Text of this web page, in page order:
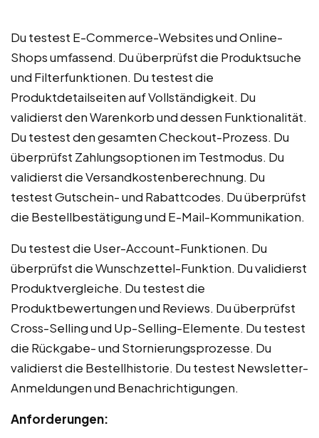
Du testest E-Commerce-Websites und Online-
Shops umfassend. Du überprüfst die Produktsuche
und Filterfunktionen. Du testest die
Produktdetailseiten auf Vollständigkeit. Du
validierst den Warenkorb und dessen Funktionalität.
Du testest den gesamten Checkout-Prozess. Du
überprüfst Zahlungsoptionen im Testmodus. Du
validierst die Versandkostenberechnung. Du
testest Gutschein- und Rabattcodes. Du überprüfst
die Bestellbestätigung und E-Mail-Kommunikation.
Du testest die User-Account-Funktionen. Du
überprüfst die Wunschzettel-Funktion. Du validierst
Produktvergleiche. Du testest die
Produktbewertungen und Reviews. Du überprüfst
Cross-Selling und Up-Selling-Elemente. Du testest
die Rückgabe- und Stornierungsprozesse. Du
validierst die Bestellhistorie. Du testest Newsletter-
Anmeldungen und Benachrichtigungen.
Anforderungen: